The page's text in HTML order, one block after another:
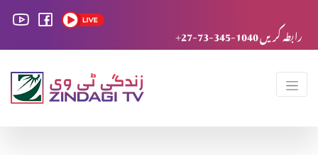
+27-73-345-1040 رابطہ کریں